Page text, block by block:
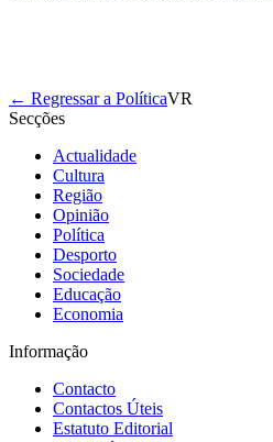
← Regressar a PolíticaVR
Secções
Actualidade
Cultura
Região
Opinião
Política
Desporto
Sociedade
Educação
Economia
Informação
Contacto
Contactos Úteis
Estatuto Editorial